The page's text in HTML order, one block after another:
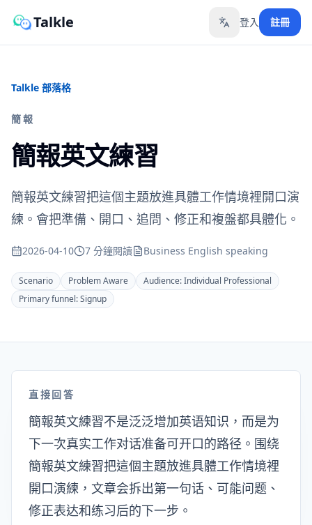
Talkle Toggle language
登入 註冊
Talkle 部落格
簡報
簡報英文練習
簡報英文練習把這個主題放進具體工作情境裡開口演
練。會把準備、開口、追問、修正和複盤都具體化。
2026-04-10 7 分鐘閱讀 Business English speaking
Scenario Problem Aware Audience:Individual Professional
Primary funnel:Signup
直接回答
簡報英文練習不是泛泛增加英语知识，而是为
下一次真实工作对话准备可开口的路径。围绕
簡報英文練習把這個主題放進具體工作情境裡
開口演練，文章会拆出第一句话、可能问题、
修正表达和练习后的下一步。